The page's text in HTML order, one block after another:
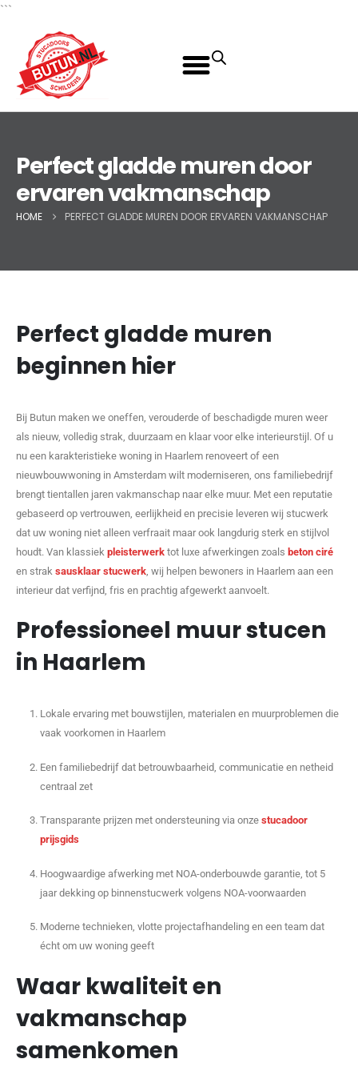
```
Perfect gladde muren door
ervaren vakmanschap
HOME PERFECT GLADDE MUREN DOOR ERVAREN VAKMANSCHAP
Perfect gladde muren
beginnen hier
Bij Butun maken we oneffen, verouderde of beschadigde muren weer
als nieuw, volledig strak, duurzaam en klaar voor elke interieurstijl. Of u
nu een karakteristieke woning in Haarlem renoveert of een
nieuwbouwwoning in Amsterdam wilt moderniseren, ons familiebedrijf
brengt tientallen jaren vakmanschap naar elke muur. Met een reputatie
gebaseerd op vertrouwen, eerlijkheid en precisie leveren wij stucwerk
dat uw woning niet alleen verfraait maar ook langdurig sterk en stijlvol
houdt. Van klassiek pleisterwerk tot luxe afwerkingen zoals beton ciré
en strak sausklaar stucwerk , wij helpen bewoners in Haarlem aan een
interieur dat verfijnd, fris en prachtig afgewerkt aanvoelt.
Professioneel muur stucen
in Haarlem
Lokale ervaring met bouwstijlen, materialen en muurproblemen die
vaak voorkomen in Haarlem
Een familiebedrijf dat betrouwbaarheid, communicatie en netheid
centraal zet
Transparante prijzen met ondersteuning via onze stucadoor
prijsgids
Hoogwaardige afwerking met NOA-onderbouwde garantie, tot 5
jaar dekking op binnenstucwerk volgens NOA-voorwaarden
Moderne technieken, vlotte projectafhandeling en een team dat
écht om uw woning geeft
Waar kwaliteit en
vakmanschap
samenkomen